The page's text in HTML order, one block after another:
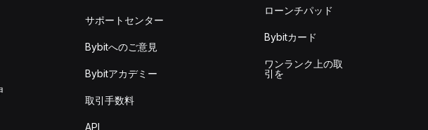
サポートセンター
Bybitへのご意見
Bybitアカデミー
取引手数料
API
ローンチパッド
Bybitカード
ワンランク上の取
引を